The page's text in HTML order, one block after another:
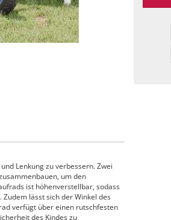
Lenkung zu verbessern. Zwei
um den
ist höhenverstellbar, sodass
lässt sich der Winkel des
verfügt über einen rutschfesten
des Kindes zu